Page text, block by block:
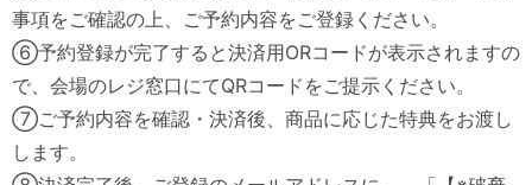
事項をご確認の上、ご予約内容をご登録ください。
⑥予約登録が完了すると決済用ORコードが表示されますの
で、会場のレジ窓口にてQRコードをご提示ください。
⑦ご予約内容を確認・決済後、商品に応じた特典をお渡し
します。